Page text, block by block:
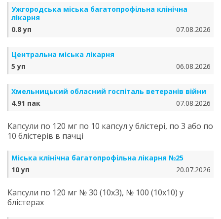
Ужгородська міська багатопрофільна клінічна
лікарня
0.8 уп
07.08.2026
Центральна міська лікарня
5 уп
06.08.2026
Хмельницький обласний госпіталь ветеранів війни
4.91 пак
07.08.2026
Капсули по 120 мг по 10 капсул у блістері, по 3 або по
10 блістерів в пачці
Міська клінічна багатопрофільна лікарня №25
10 уп
20.07.2026
Капсули по 120 мг № 30 (10х3), № 100 (10х10) у
блістерах